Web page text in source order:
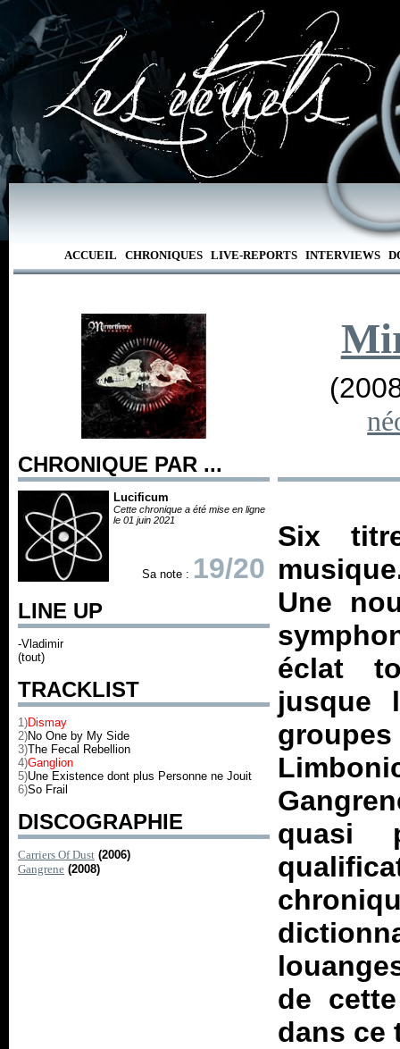
ACCUEIL CHRONIQUES LIVE-REPORTS INTERVIEWS
CHRONIQUE PAR ...
Lucificum
Cette chronique a été mise en ligne
le 01 juin 2021
Sa note : 19/20
LINE UP
-Vladimir
(tout)
TRACKLIST
1)Dismay
2)No One by My Side
3)The Fecal Rebellion
4)Ganglion
5)Une Existence dont plus Personne ne Jouit
6)So Frail
DISCOGRAPHIE
Carriers Of Dust (2006)
Gangrene (2008)
Six
Une
éclat
jusque
quasi
de
dans ce